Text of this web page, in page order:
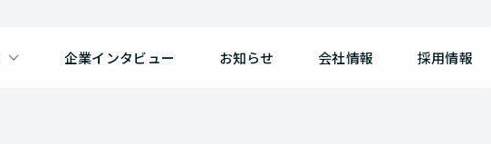
企業インタビュー お知らせ 会社情報 採用情報